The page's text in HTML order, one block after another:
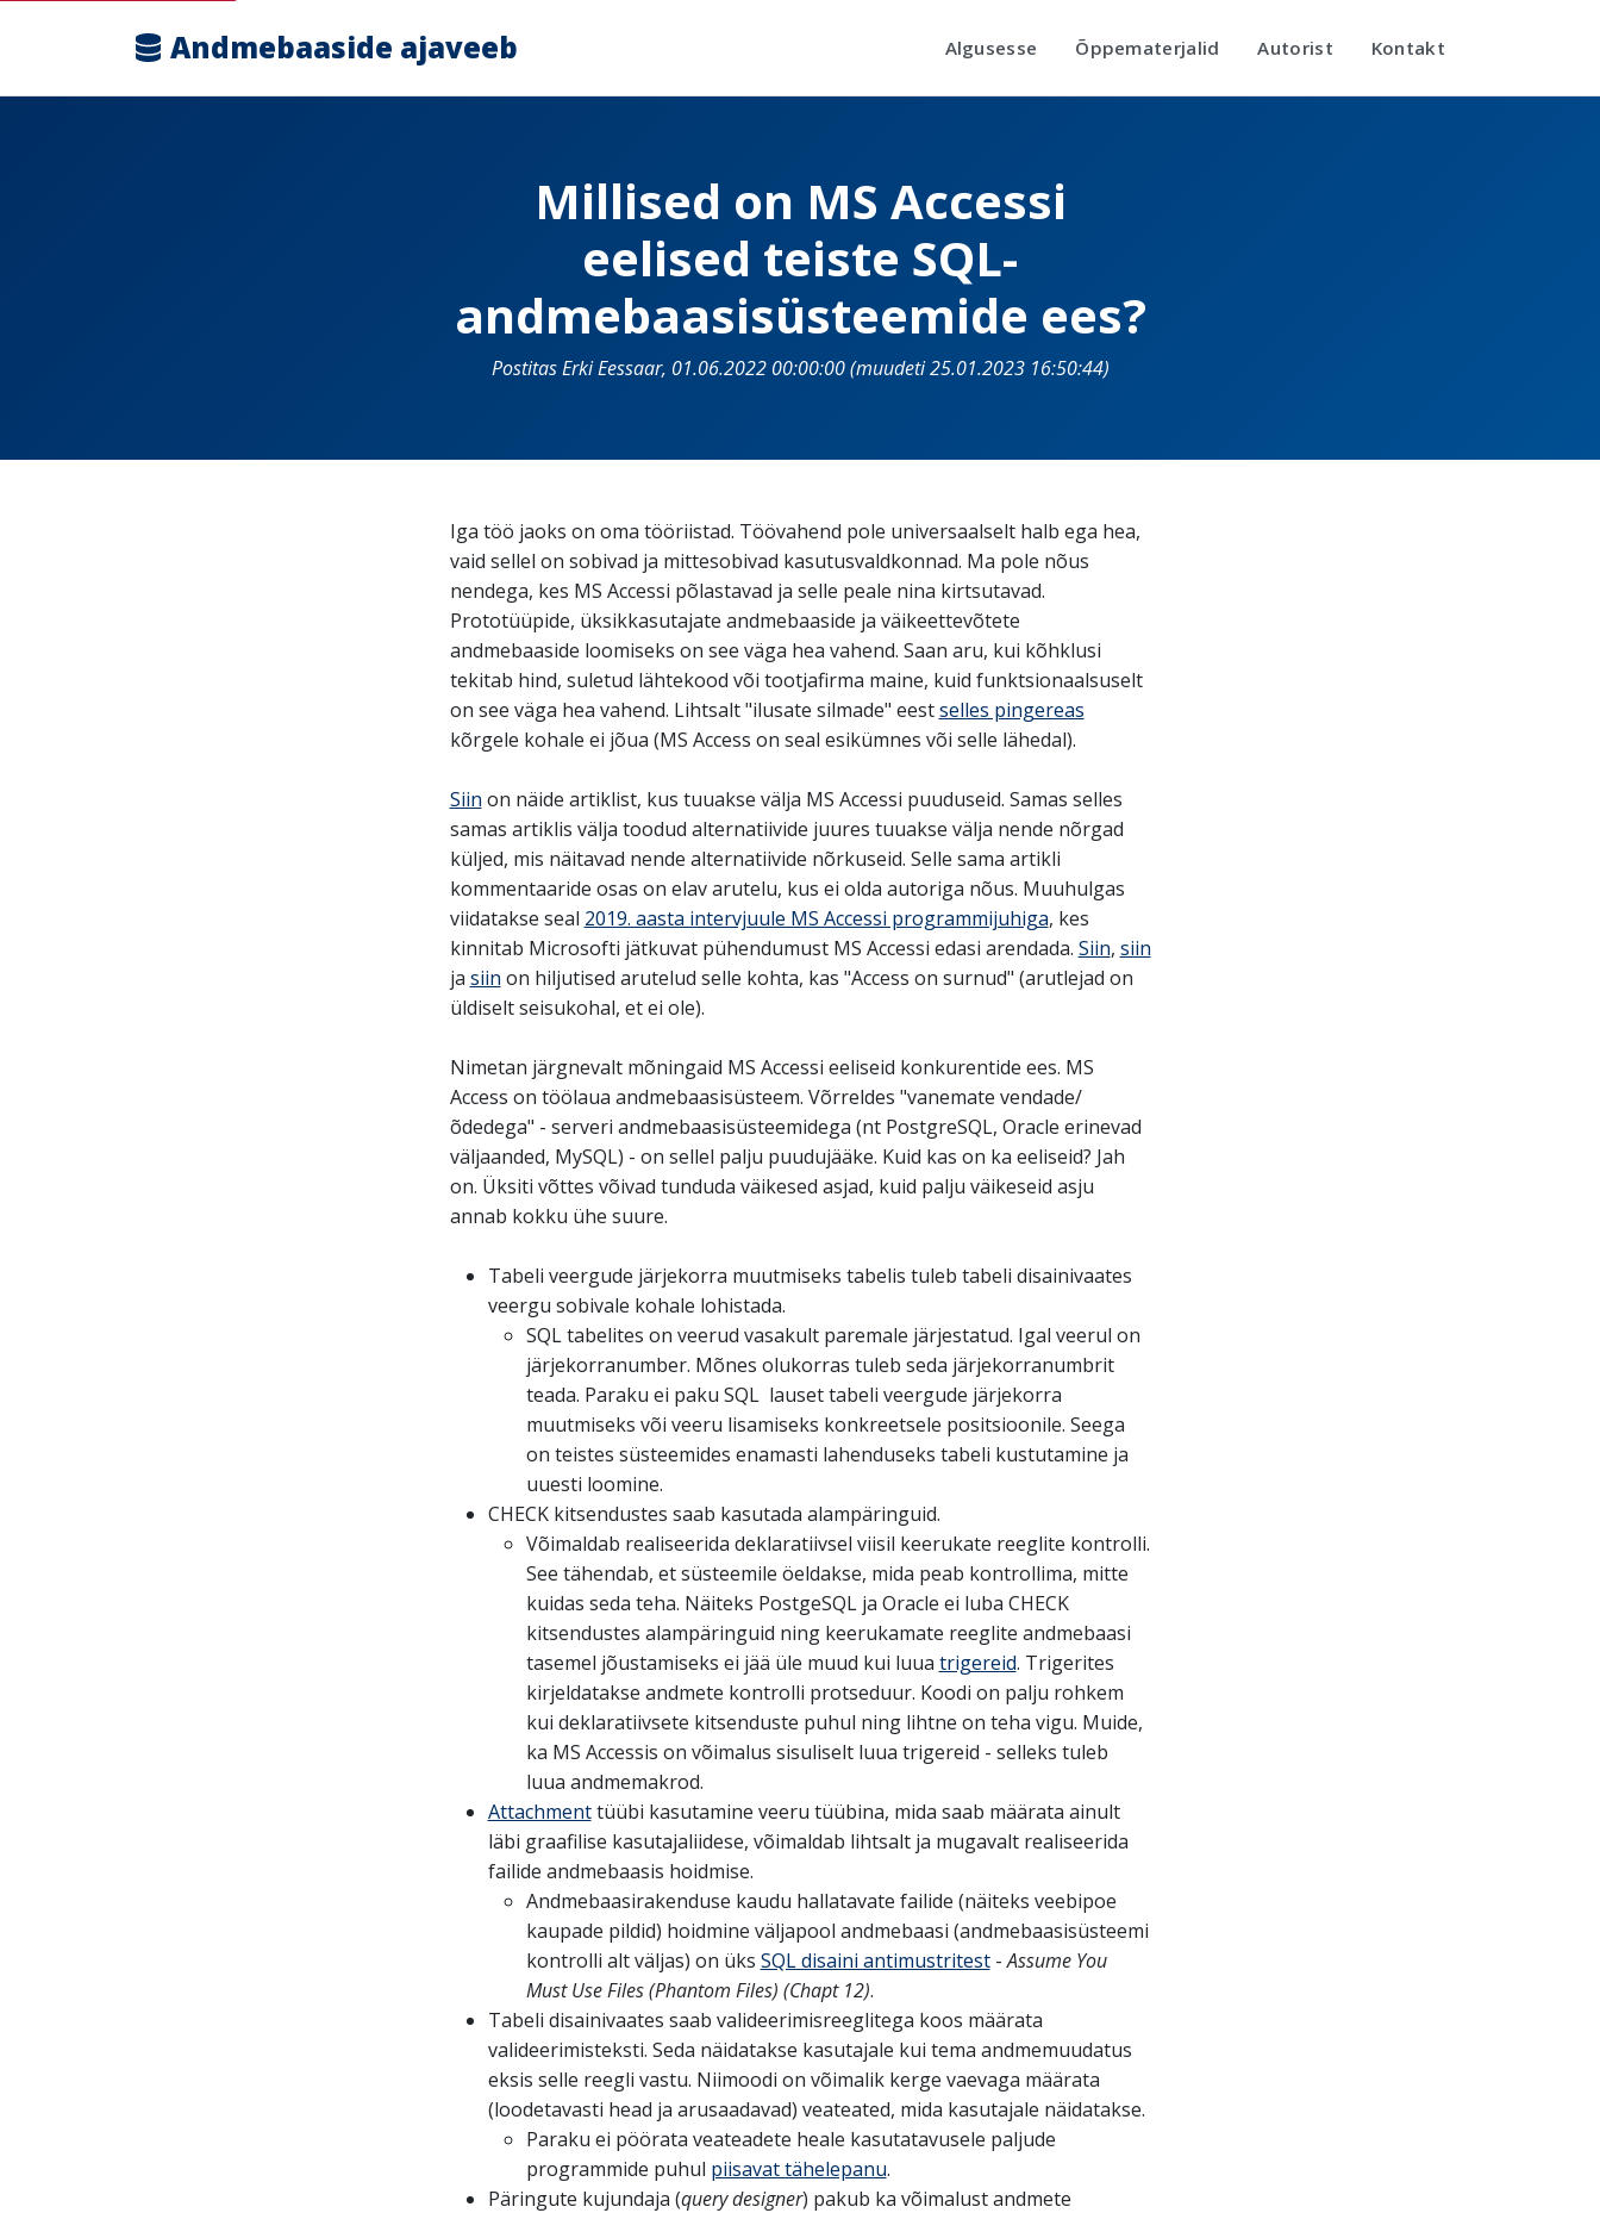
Andmebaaside ajaveeb Algusesse Õppematerjalid Autorist Kontakt
Millised on MS Accessi
eelised teiste SQL-
andmebaasisüsteemide ees?
Postitas Erki Eessaar, 01.06.2022 00:00:00 (muudeti 25.01.2023 16:50:44)
Iga töö jaoks on oma tööriistad. Töövahend pole universaalselt halb ega hea,
vaid sellel on sobivad ja mittesobivad kasutusvaldkonnad. Ma pole nõus
nendega, kes MS Accessi põlastavad ja selle peale nina kirtsutavad.
Prototüüpide, üksikkasutajate andmebaaside ja väikeettevõtete
andmebaaside loomiseks on see väga hea vahend. Saan aru, kui kõhklusi
tekitab hind, suletud lähtekood või tootjafirma maine, kuid funktsionaalsuselt
on see väga hea vahend. Lihtsalt "ilusate silmade" eestselles pingereas
kõrgele kohale ei jõua (MS Access on seal esikümnes või selle lähedal).
Siin on näide artiklist, kus tuuakse välja MS Accessi puuduseid. Samas selles
samas artiklis välja toodud alternatiivide juures tuuakse välja nende nõrgad
küljed, mis näitavad nende alternatiivide nõrkuseid. Selle sama artikli
kommentaaride osas on elav arutelu, kus ei olda autoriga nõus. Muuhulgas
viidatakse seal 2019. aasta intervjuule MS Accessi programmijuhiga, kes
kinnitab Microsofti jätkuvat pühendumust MS Accessi edasi arendada. Siin, siin
ja siin on hiljutised arutelud selle kohta, kas "Access on surnud" (arutlejad on
üldiselt seisukohal, et ei ole).
Nimetan järgnevalt mõningaid MS Accessi eeliseid konkurentide ees. MS
Access on töölaua andmebaasisüsteem. Võrreldes "vanemate vendade/
õdedega" - serveri andmebaasisüsteemidega (nt PostgreSQL, Oracle erinevad
väljaanded, MySQL) - on sellel palju puudujääke. Kuid kas on ka eeliseid? Jah
on. Üksiti võttes võivad tunduda väikesed asjad, kuid palju väikeseid asju
annab kokku ühe suure.
Tabeli veergude järjekorra muutmiseks tabelis tuleb tabeli disainivaates
veergu sobivale kohale lohistada.
SQL tabelites on veerud vasakult paremale järjestatud. Igal veerul on
järjekorranumber. Mõnes olukorras tuleb seda järjekorranumbrit
teada. Paraku ei paku SQL lauset tabeli veergude järjekorra
muutmiseks või veeru lisamiseks konkreetsele positsioonile. Seega
on teistes süsteemides enamasti lahenduseks tabeli kustutamine ja
uuesti loomine.
CHECK kitsendustes saab kasutada alampäringuid.
Võimaldab realiseerida deklaratiivsel viisil keerukate reeglite kontrolli.
See tähendab, et süsteemile öeldakse, mida peab kontrollima, mitte
kuidas seda teha. Näiteks PostgeSQL ja Oracle ei luba CHECK
kitsendustes alampäringuid ning keerukamate reeglite andmebaasi
tasemel jõustamiseks ei jää üle muud kui luua trigereid. Trigerites
kirjeldatakse andmete kontrolli protseduur. Koodi on palju rohkem
kui deklaratiivsete kitsenduste puhul ning lihtne on teha vigu. Muide,
ka MS Accessis on võimalus sisuliselt luua trigereid - selleks tuleb
luua andmemakrod.
Attachmenttüübi kasutamine veeru tüübina, mida saab määrata ainult
läbi graafilise kasutajaliidese, võimaldab lihtsalt ja mugavalt realiseerida
failide andmebaasis hoidmise.
Andmebaasirakenduse kaudu hallatavate failide (näiteks veebipoe
kaupade pildid) hoidmine väljapool andmebaasi (andmebaasisüsteemi
kontrolli alt väljas) on üks SQL disaini antimustritest-Assume You
Must Use Files (Phantom Files) (Chapt 12).
Tabeli disainivaates saab valideerimisreeglitega koos määrata
valideerimisteksti. Seda näidatakse kasutajale kui tema andmemuudatus
eksis selle reegli vastu. Niimoodi on võimalik kerge vaevaga määrata
(loodetavasti head ja arusaadavad) veateated, mida kasutajale näidatakse.
Paraku ei pöörata veateadete heale kasutatavusele paljude
programmide puhul piisavat tähelepanu.
Päringute kujundaja (query designer) pakub ka võimalust andmete